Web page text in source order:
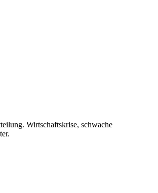
Wirtschaftskrise, schwache